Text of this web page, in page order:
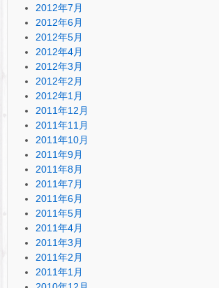
2012年7月
2012年6月
2012年5月
2012年4月
2012年3月
2012年2月
2012年1月
2011年12月
2011年11月
2011年10月
2011年9月
2011年8月
2011年7月
2011年6月
2011年5月
2011年4月
2011年3月
2011年2月
2011年1月